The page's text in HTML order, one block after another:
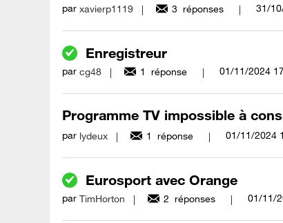
par xavierp1119 3 réponses ‎31/
Enregistreur
par cg48 1 réponse ‎01/11/2024
Programme TV impossible à
par lydeux 1 réponse ‎01/11/2024
Eurosport avec Orange
par TimHorton 2 réponses ‎01/11/